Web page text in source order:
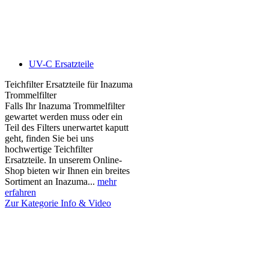
UV-C Ersatzteile
Teichfilter Ersatzteile für Inazuma
Trommelfilter
Falls Ihr Inazuma Trommelfilter
gewartet werden muss oder ein
Teil des Filters unerwartet kaputt
geht, finden Sie bei uns
hochwertige Teichfilter
Ersatzteile. In unserem Online-
Shop bieten wir Ihnen ein breites
Sortiment an Inazuma... mehr
erfahren
Zur Kategorie Info & Video